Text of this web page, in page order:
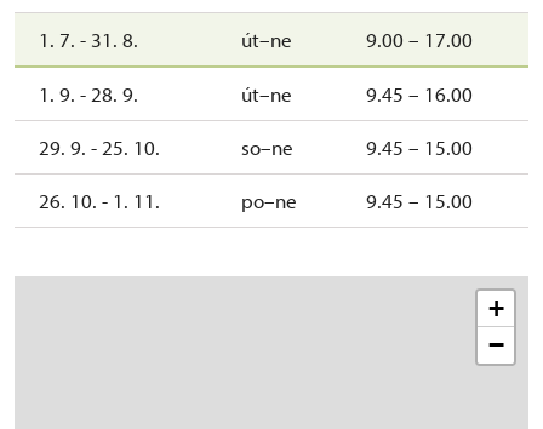
1. 7. - 31. 8. út–ne 9.00 – 17.00
1. 9. - 28. 9. út–ne 9.45 – 16.00
29. 9. - 25. 10. so–ne 9.45 – 15.00
26. 10. - 1. 11. po–ne 9.45 – 15.00
+
−